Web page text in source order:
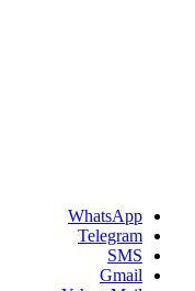
WhatsApp
Telegram
SMS
Gmail